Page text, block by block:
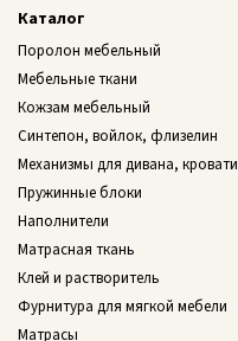
Каталог
Поролон мебельный
Мебельные ткани
Кожзам мебельный
Синтепон, войлок, флизелин
Механизмы для дивана, кровати
Пружинные блоки
Наполнители
Матрасная ткань
Клей и растворитель
Фурнитура для мягкой мебели
Матрасы